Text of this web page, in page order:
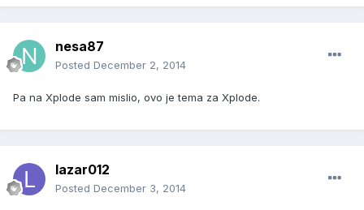
nesa87
Posted December 2, 2014
Pa na Xplode sam mislio, ovo je tema za Xplode.
lazar012
Posted December 3, 2014